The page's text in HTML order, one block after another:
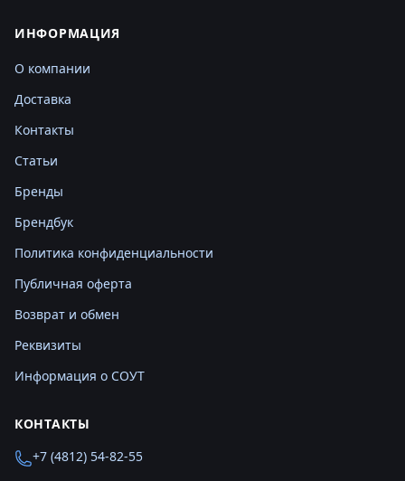
ИНФОРМАЦИЯ
О компании
Доставка
Контакты
Статьи
Бренды
Брендбук
Политика конфиденциальности
Публичная оферта
Возврат и обмен
Реквизиты
Информация о СОУТ
КОНТАКТЫ
+7 (4812) 54-82-55